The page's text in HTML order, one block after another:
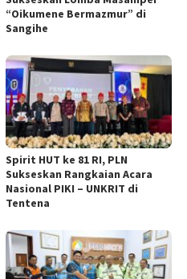
“Oikumene Bermazmur” di
Sangihe
Spirit HUT ke 81 RI, PLN
Sukseskan Rangkaian Acara
Nasional PIKI – UNKRIT di
Tentena